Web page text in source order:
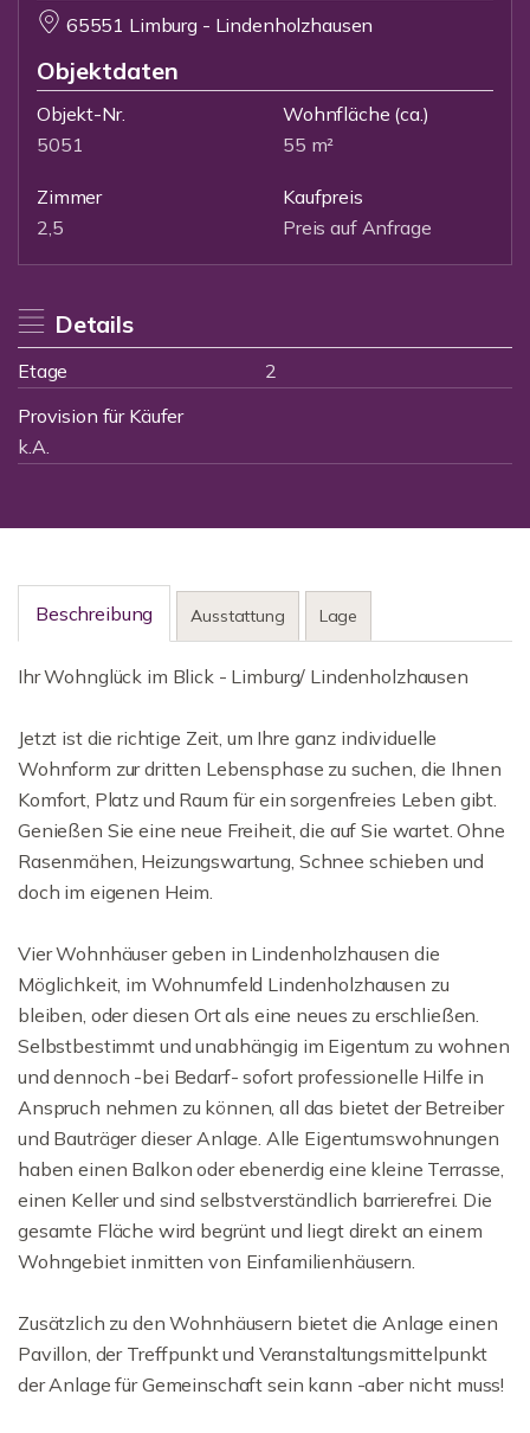
65551 Limburg - Lindenholzhausen
Objektdaten
Objekt-Nr.
5051
Wohnfläche (ca.)
55 m²
Zimmer
2,5
Kaufpreis
Preis auf Anfrage
Details
Etage
2
Provision für Käufer
k.A.
Beschreibung Ausstattung Lage
Ihr Wohnglück im Blick - Limburg/ Lindenholzhausen
Jetzt ist die richtige Zeit, um Ihre ganz individuelle
Wohnform zur dritten Lebensphase zu suchen, die Ihnen
Komfort, Platz und Raum für ein sorgenfreies Leben gibt.
Genießen Sie eine neue Freiheit, die auf Sie wartet. Ohne
Rasenmähen, Heizungswartung, Schnee schieben und
doch im eigenen Heim.
Vier Wohnhäuser geben in Lindenholzhausen die
Möglichkeit, im Wohnumfeld Lindenholzhausen zu
bleiben, oder diesen Ort als eine neues zu erschließen.
Selbstbestimmt und unabhängig im Eigentum zu wohnen
und dennoch -bei Bedarf- sofort professionelle Hilfe in
Anspruch nehmen zu können, all das bietet der Betreiber
und Bauträger dieser Anlage. Alle Eigentumswohnungen
haben einen Balkon oder ebenerdig eine kleine Terrasse,
einen Keller und sind selbstverständlich barrierefrei. Die
gesamte Fläche wird begrünt und liegt direkt an einem
Wohngebiet inmitten von Einfamilienhäusern.
Zusätzlich zu den Wohnhäusern bietet die Anlage einen
Pavillon, der Treffpunkt und Veranstaltungsmittelpunkt
der Anlage für Gemeinschaft sein kann -aber nicht muss!